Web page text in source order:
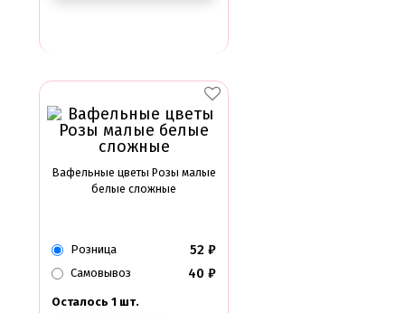
Вафельные цветы Розы малые
белые сложные
Розница 52 ₽
Самовывоз 40 ₽
Осталось 1 шт.